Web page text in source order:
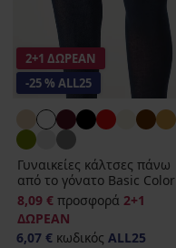
2+1 ΔΩΡΕΑΝ
-25 % ALL25
Γυναικείες κάλτσες πάνω
από το γόνατο Basic Color
8,09 € προσφορά 2+1
ΔΩΡΕΑΝ
6,07 € κωδικός ALL25